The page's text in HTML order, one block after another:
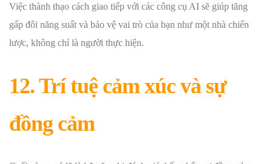
Việc thành thạo cách giao tiếp với các công cụ AI sẽ giúp tăng
gấp đôi năng suất và bảo vệ vai trò của bạn như một nhà chiến
lược, không chỉ là người thực hiện.
12. Trí tuệ cảm xúc và sự
đồng cảm